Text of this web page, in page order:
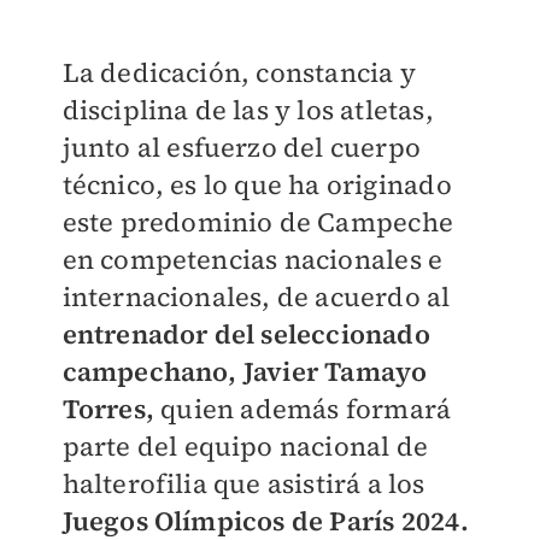
La dedicación, constancia y
disciplina de las y los atletas,
junto al esfuerzo del cuerpo
técnico, es lo que ha originado
este predominio de Campeche
en competencias nacionales e
internacionales, de acuerdo al
entrenador del seleccionado
campechano, Javier Tamayo
Torres, quien además formará
parte del equipo nacional de
halterofilia que asistirá a los
Juegos Olímpicos de París 2024.